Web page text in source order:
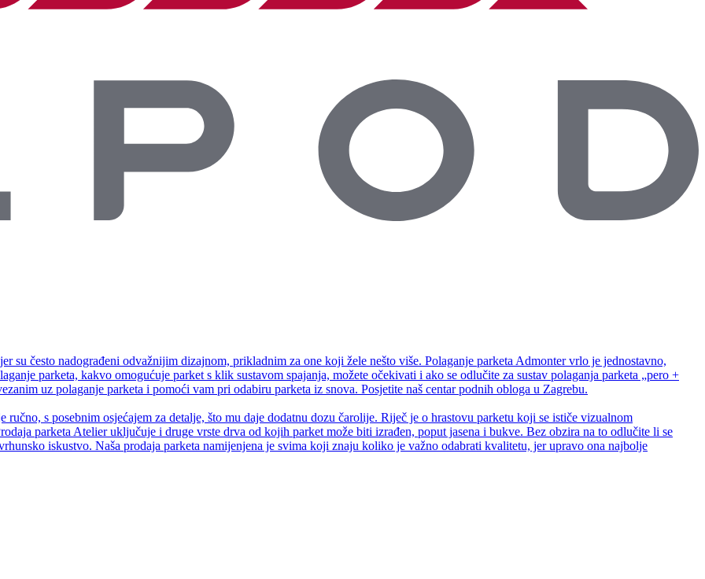
su često nadograđeni odvažnijim dizajnom, prikladnim za one koji žele nešto više. Polaganje parketa Admonter vrlo je jednostavno,
parketa, kakvo omogućuje parket s klik sustavom spajanja, možete očekivati i ako se odlučite za sustav polaganja parketa „pero +
uz polaganje parketa i pomoći vam pri odabiru parketa iz snova. Posjetite naš centar podnih obloga u Zagrebu.
s posebnim osjećajem za detalje, što mu daje dodatnu dozu čarolije. Riječ je o hrastovu parketu koji se ističe vizualnom
parketa Atelier uključuje i druge vrste drva od kojih parket može biti izrađen, poput jasena i bukve. Bez obzira na to odlučite li se
iskustvo. Naša prodaja parketa namijenjena je svima koji znaju koliko je važno odabrati kvalitetu, jer upravo ona najbolje